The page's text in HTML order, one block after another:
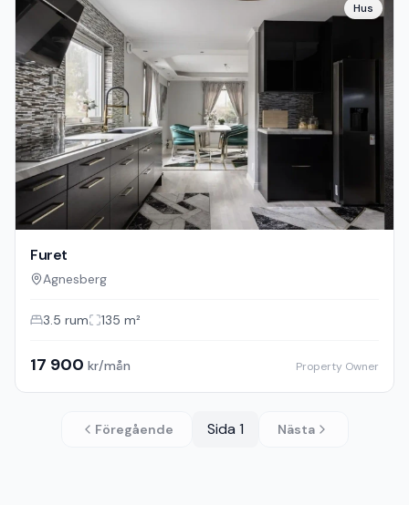
Hus
Furet
Agnesberg
3.5 rum 135 m²
17 900 kr/mån Property Owner
Föregående Sida 1 Nästa